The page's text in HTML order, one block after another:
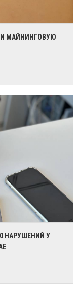
МАЙНИНГОВУЮ
НАРУШЕНИЙ У